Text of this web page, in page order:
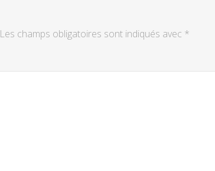
Les champs obligatoires sont indiqués avec *